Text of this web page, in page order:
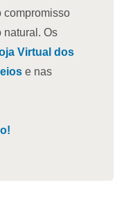
compromisso
natural. Os
Virtual dos
e nas